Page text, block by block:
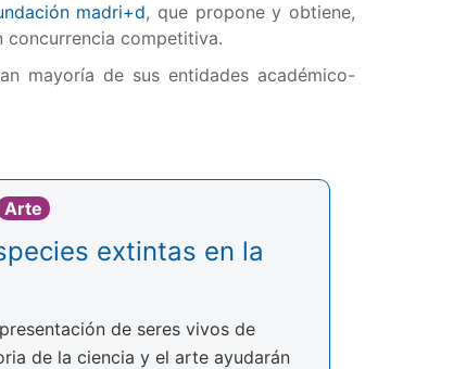
madri+d, que propone y obtiene,
concurrencia competitiva.
mayoría de sus entidades académico-
Arte
extintas en la
de seres vivos de
de la ciencia y el arte ayudarán